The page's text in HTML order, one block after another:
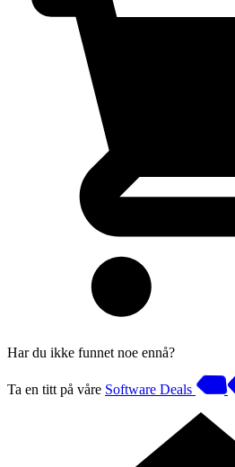
Har du ikke funnet noe ennå?
Ta en titt på våre Software Deals